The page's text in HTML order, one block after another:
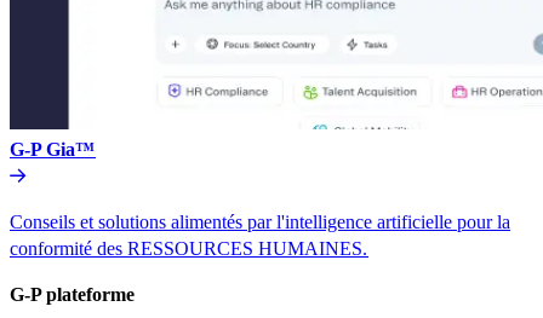
G-P Gia™​​
Conseils et solutions alimentés par l'intelligence artificielle pour la
conformité des RESSOURCES HUMAINES.​​
G-P plateforme​​